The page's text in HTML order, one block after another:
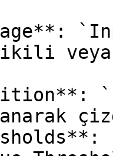
veya